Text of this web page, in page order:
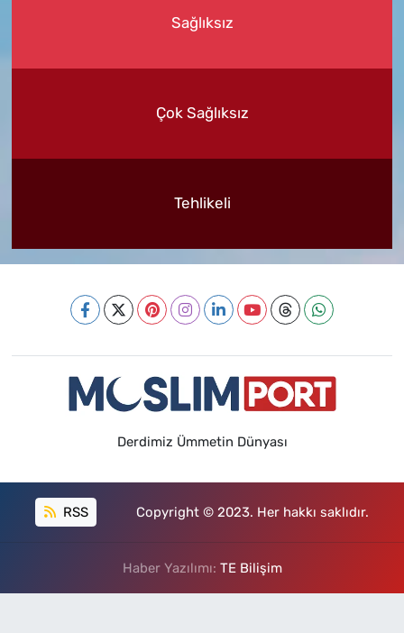
Sağlıksız
Çok Sağlıksız
Tehlikeli
Derdimiz Ümmetin Dünyası
RSS Copyright © 2023. Her hakkı saklıdır.
Haber Yazılımı: TE Bilişim